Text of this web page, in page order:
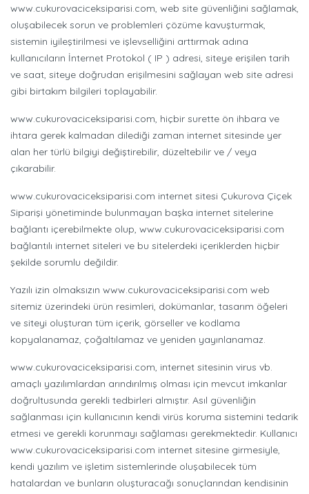
www.cukurovaciceksiparisi.com, web site güvenliğini sağlamak,
oluşabilecek sorun ve problemleri çözüme kavuşturmak,
sistemin iyileştirilmesi ve işlevselliğini arttırmak adına
kullanıcıların İnternet Protokol ( IP ) adresi, siteye erişilen tarih
ve saat, siteye doğrudan erişilmesini sağlayan web site adresi
gibi birtakım bilgileri toplayabilir.
www.cukurovaciceksiparisi.com, hiçbir surette ön ihbara ve
ihtara gerek kalmadan dilediği zaman internet sitesinde yer
alan her türlü bilgiyi değiştirebilir, düzeltebilir ve / veya
çıkarabilir.
www.cukurovaciceksiparisi.com internet sitesi Çukurova Çiçek
Siparişi yönetiminde bulunmayan başka internet sitelerine
bağlantı içerebilmekte olup, www.cukurovaciceksiparisi.com
bağlantılı internet siteleri ve bu sitelerdeki içeriklerden hiçbir
şekilde sorumlu değildir.
Yazılı izin olmaksızın www.cukurovaciceksiparisi.com web
sitemiz üzerindeki ürün resimleri, dokümanlar, tasarım öğeleri
ve siteyi oluşturan tüm içerik, görseller ve kodlama
kopyalanamaz, çoğaltılamaz ve yeniden yayınlanamaz.
www.cukurovaciceksiparisi.com, internet sitesinin virus vb.
amaçlı yazılımlardan arındırılmış olması için mevcut imkanlar
doğrultusunda gerekli tedbirleri almıştır. Asıl güvenliğin
sağlanması için kullanıcının kendi virüs koruma sistemini tedarik
etmesi ve gerekli korunmayı sağlaması gerekmektedir. Kullanıcı
www.cukurovaciceksiparisi.com internet sitesine girmesiyle,
kendi yazılım ve işletim sistemlerinde oluşabilecek tüm
hatalardan ve bunların oluşturacağı sonuçlarından kendisinin